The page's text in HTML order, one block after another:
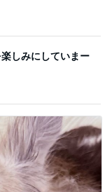
しみにしていまー